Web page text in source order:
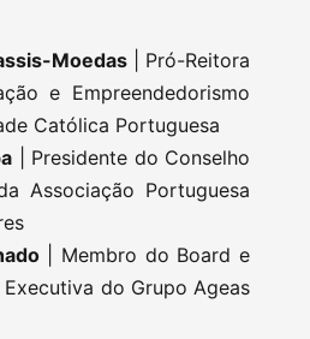
Moedas | Pró-Reitora
e Empreendedorismo
Católica Portuguesa
| Presidente do Conselho
Associação Portuguesa
| Membro do Board e
do Grupo Ageas